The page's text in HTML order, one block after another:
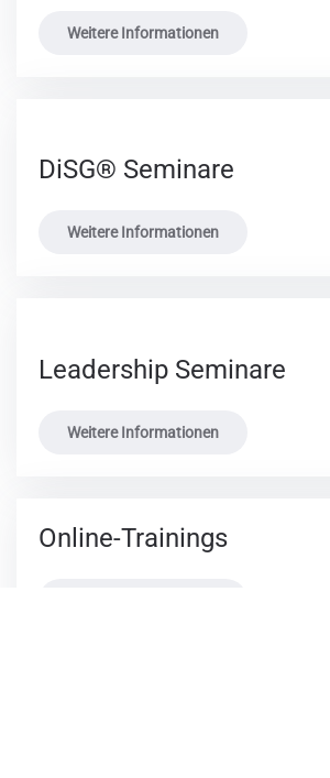
Weitere Informationen
DiSG® Seminare
Weitere Informationen
Leadership Seminare
Weitere Informationen
Online-Trainings